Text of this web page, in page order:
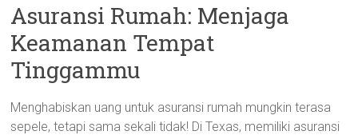
Asuransi Rumah: Menjaga
Keamanan Tempat
Tinggammu
Menghabiskan uang untuk asuransi rumah mungkin terasa
sepele, tetapi sama sekali tidak! Di Texas, memiliki asuransi